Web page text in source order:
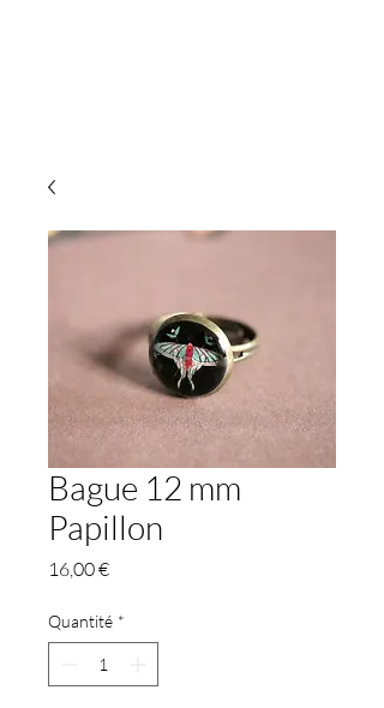
Bague 12 mm
Papillon
16,00 €Prix
Quantité *